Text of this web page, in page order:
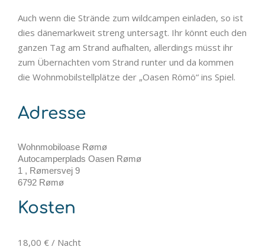
Auch wenn die Strände zum wildcampen einladen, so ist
dies dänemarkweit streng untersagt. Ihr könnt euch den
ganzen Tag am Strand aufhalten, allerdings müsst ihr
zum Übernachten vom Strand runter und da kommen
die Wohnmobilstellplätze der „Oasen Römö“ ins Spiel.
Adresse
Wohnmobiloase Rømø
Autocamperplads Oasen Rømø
1 , Rømersvej 9
6792 Rømø
Kosten
18,00 € / Nacht